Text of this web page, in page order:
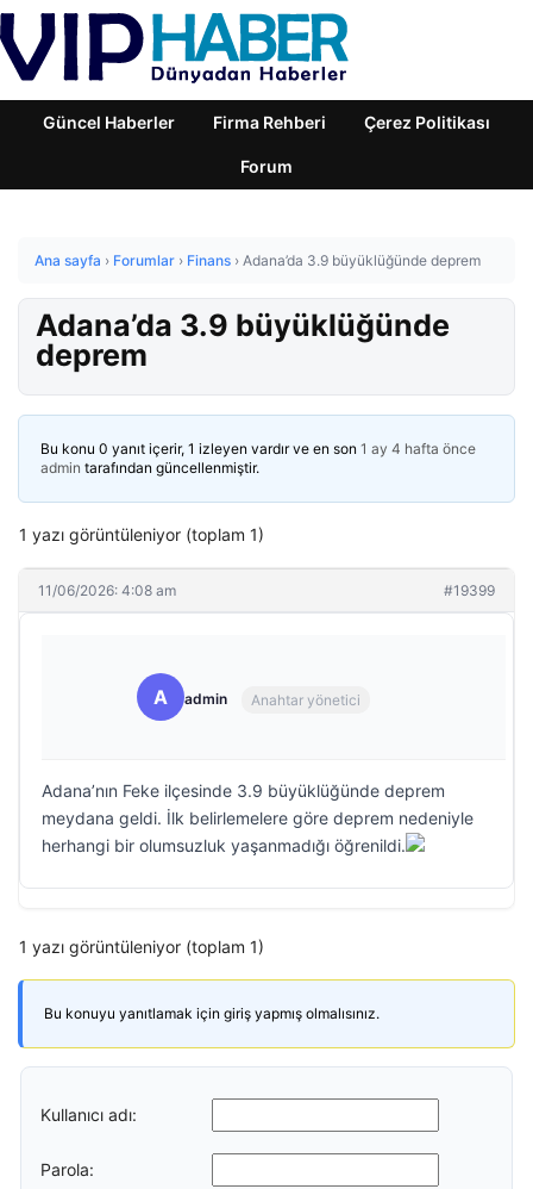
Güncel Haberler Firma Rehberi Çerez Politikası
Forum
Ana sayfa › Forumlar › Finans › Adana’da 3.9 büyüklüğünde deprem
Adana’da 3.9 büyüklüğünde
deprem
Bu konu 0 yanıt içerir, 1 izleyen vardır ve en son 1 ay 4 hafta önce
admin tarafından güncellenmiştir.
1 yazı görüntüleniyor (toplam 1)
11/06/2026: 4:08 am #19399
A admin Anahtar yönetici
Adana’nın Feke ilçesinde 3.9 büyüklüğünde deprem
meydana geldi. İlk belirlemelere göre deprem nedeniyle
herhangi bir olumsuzluk yaşanmadığı öğrenildi.
1 yazı görüntüleniyor (toplam 1)
Bu konuyu yanıtlamak için giriş yapmış olmalısınız.
Kullanıcı adı:
Parola: